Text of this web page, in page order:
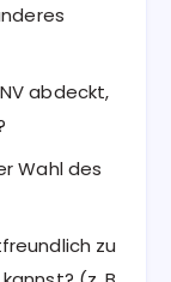
abdeckt,
Wahl des
zu